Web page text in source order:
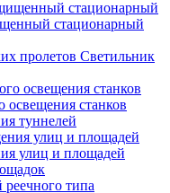
стационарный
Светильник
освещения станков
туннелей
улиц и площадей